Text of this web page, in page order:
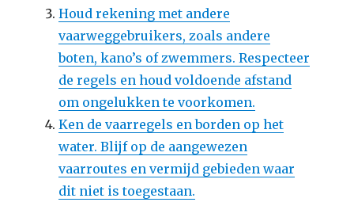
Houd rekening met andere
vaarweggebruikers, zoals andere
boten, kano’s of zwemmers. Respecteer
de regels en houd voldoende afstand
om ongelukken te voorkomen.
Ken de vaarregels en borden op het
water. Blijf op de aangewezen
vaarroutes en vermijd gebieden waar
dit niet is toegestaan.